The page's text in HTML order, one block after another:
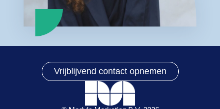
Vrijblijvend contact opnemen